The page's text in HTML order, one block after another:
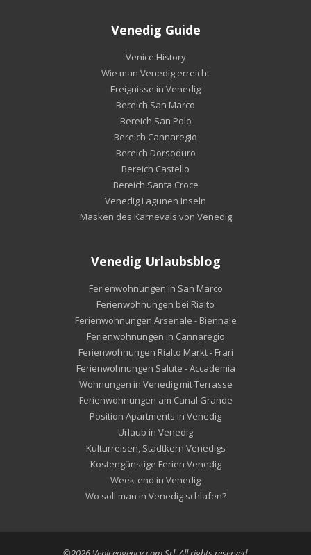
Venedig Guide
Venice History
Wie man Venedig erreicht
Ereignisse in Venedig
Bereich San Marco
Bereich San Polo
Bereich Cannaregio
Bereich Dorsoduro
Bereich Castello
Bereich Santa Croce
Venedig Lagunen Inseln
Masken des Karnevals von Venedig
Venedig Urlaubsblog
Ferienwohnungen in San Marco
Ferienwohnungen bei Rialto
Ferienwohnungen Arsenale - Biennale
Ferienwohnungen in Cannaregio
Ferienwohnungen Rialto Markt - Frari
Ferienwohnungen Salute - Accademia
Wohnungen in Venedig mit Terrasse
Ferienwohnungen am Canal Grande
Position Apartments in Venedig
Urlaub in Venedig
Kulturreisen, Stadtkern Venedigs
Kostengünstige Ferien Venedig
Week-end in Venedig
Wo soll man in Venedig schlafen?